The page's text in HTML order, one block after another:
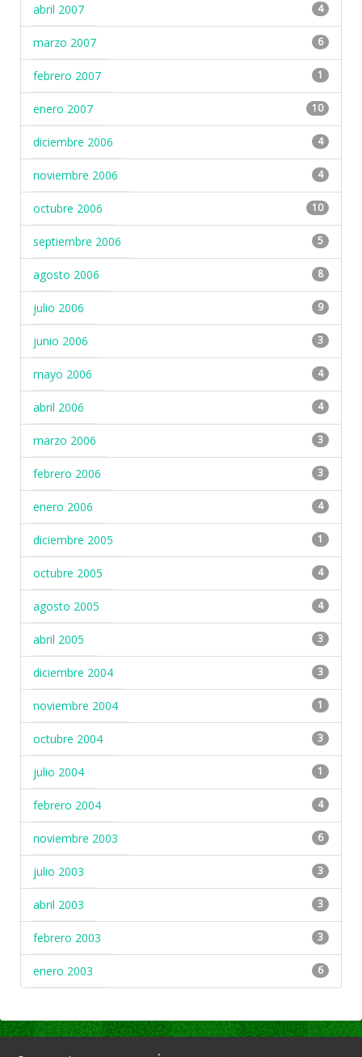
abril 2007 4
marzo 2007 6
febrero 2007 1
enero 2007 10
diciembre 2006 4
noviembre 2006 4
octubre 2006 10
septiembre 2006 5
agosto 2006 8
julio 2006 9
junio 2006 3
mayo 2006 4
abril 2006 4
marzo 2006 3
febrero 2006 3
enero 2006 4
diciembre 2005 1
octubre 2005 4
agosto 2005 4
abril 2005 3
diciembre 2004 3
noviembre 2004 1
octubre 2004 3
julio 2004 1
febrero 2004 4
noviembre 2003 6
julio 2003 3
abril 2003 3
febrero 2003 3
enero 2003 6